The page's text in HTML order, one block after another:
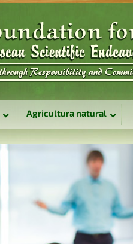
Agricultura natural